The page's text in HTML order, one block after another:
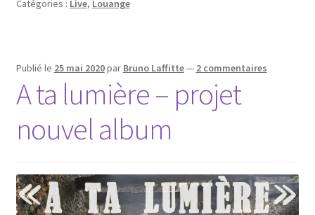
!
Catégories : Live, Louange
Publié le 25 mai 2020par Bruno Laffitte— 2 commentaires
A ta lumière – projet
nouvel album